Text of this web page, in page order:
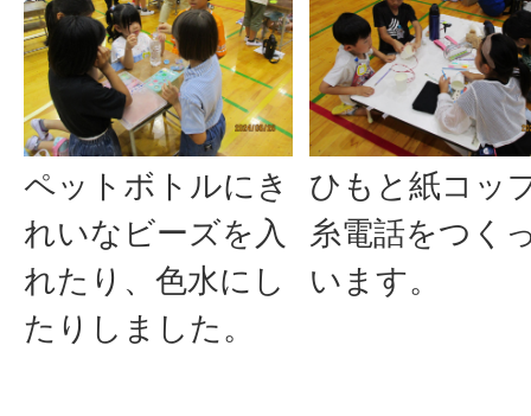
ペットボトルにき
れいなビーズを入
れたり、色水にし
たりしました。
ひもと紙コッ
糸電話をつく
います。